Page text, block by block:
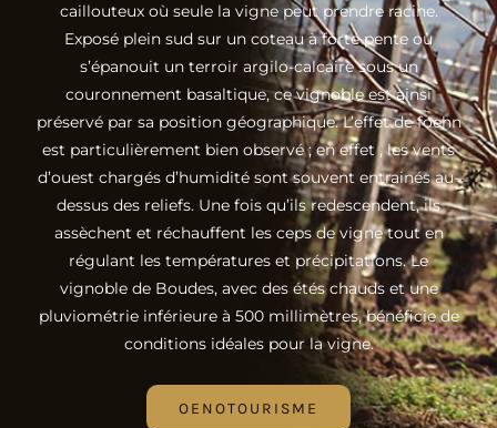
caillouteux où seule la vigne peut prendre racine.
Exposé plein sud sur un coteau à forte pente où
s’épanouit un terroir argilo-calcaire sous un
couronnement basaltique, ce vignoble est ainsi
préservé par sa position géographique. L’effet de foehn
est particulièrement bien observé ; en effet , les vents
d’ouest chargés d’humidité sont souvent entrainés au-
dessus des reliefs. Une fois qu’ils redescendent, ils
assèchent et réchauffent les ceps de vigne tout en
régulant les températures et précipitations. Le
vignoble de Boudes, avec des étés chauds et une
pluviométrie inférieure à 500 millimètres, bénéficie de
conditions idéales pour la vigne.
OENOTOURISME